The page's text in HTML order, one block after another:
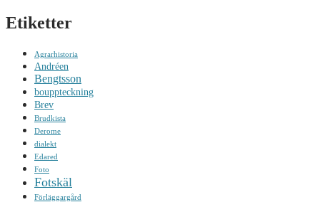
Etiketter
Agrarhistoria
Andréen
Bengtsson
bouppteckning
Brev
Brudkista
Derome
dialekt
Edared
Foto
Fotskäl
Förläggargård